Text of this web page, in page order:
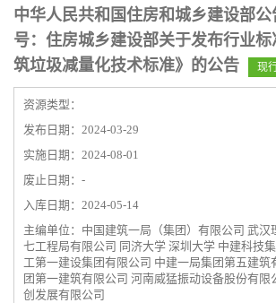
中华人民共和国住房和城乡建设部公
号：住房城乡建设部关于发布行业
筑垃圾减量化技术标准》的公告
现
资源类型：
发布日期：2024-03-29
实施日期：2024-08-01
废止日期：-
入库日期：2024-05-14
主编单位：中国建筑一局（集团）有限公司 武汉
七工程局有限公司 同济大学 深圳大学 中建科技
工第一建设集团有限公司 中建一局集团第五建筑
团第一建筑有限公司 河南威猛振动设备股份有限
创发展有限公司